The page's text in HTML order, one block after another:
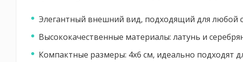
Элегантный внешний вид, подходящий для любой
Высококачественные материалы: латунь и
Компактные размеры: 4x6 см, идеально подходят